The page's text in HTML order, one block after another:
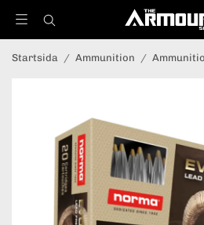
Startsida / Ammunition /